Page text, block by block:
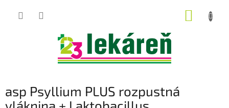
asp Psyllium PLUS rozpustná